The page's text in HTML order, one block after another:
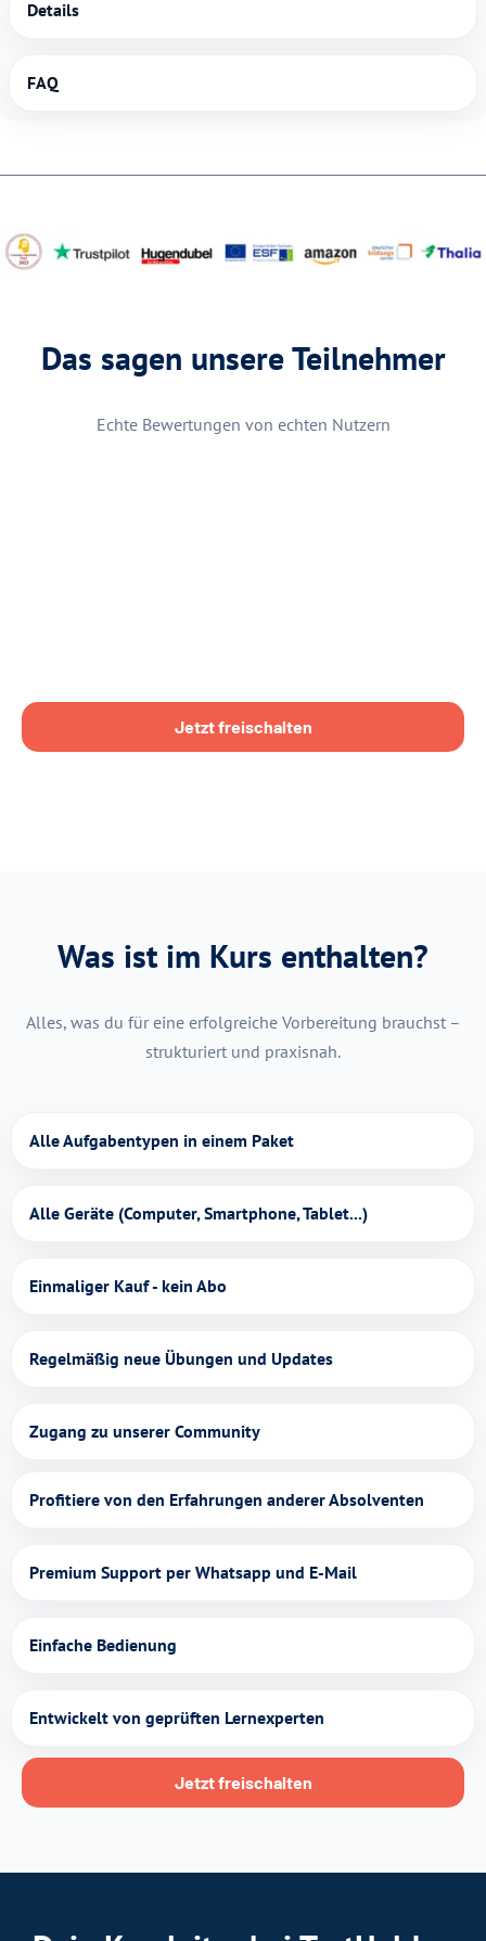
Details
FAQ
Das sagen unsere Teilnehmer
Echte Bewertungen von echten Nutzern
Jetzt freischalten
Was ist im Kurs enthalten?
Alles, was du für eine erfolgreiche Vorbereitung brauchst –
strukturiert und praxisnah.
Alle Aufgabentypen in einem Paket
Alle Geräte (Computer, Smartphone, Tablet...)
Einmaliger Kauf - kein Abo
Regelmäßig neue Übungen und Updates
Zugang zu unserer Community
Profitiere von den Erfahrungen anderer Absolventen
Premium Support per Whatsapp und E-Mail
Einfache Bedienung
Entwickelt von geprüften Lernexperten
Jetzt freischalten